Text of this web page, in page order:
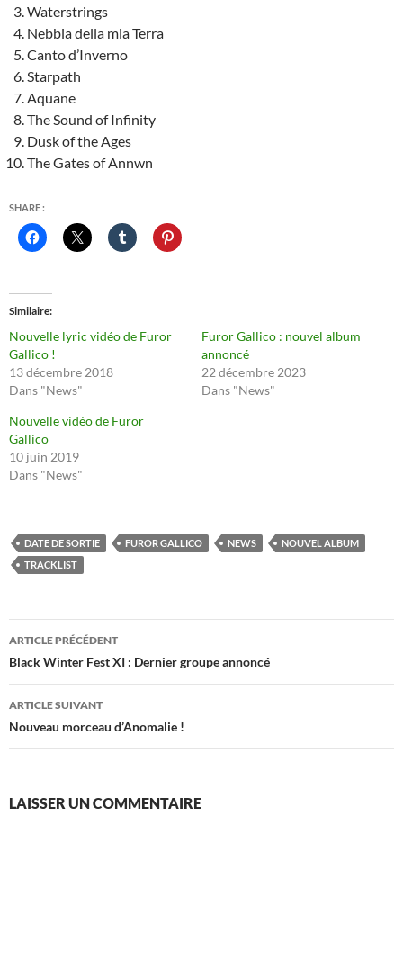
Waterstrings
Nebbia della mia Terra
Canto d’Inverno
Starpath
Aquane
The Sound of Infinity
Dusk of the Ages
The Gates of Annwn
SHARE :
Similaire
Nouvelle lyric vidéo de Furor
Gallico !
13 décembre 2018
Dans "News"
Furor Gallico : nouvel album
annoncé
22 décembre 2023
Dans "News"
Nouvelle vidéo de Furor
Gallico
10 juin 2019
Dans "News"
DATE DE SORTIE FUROR GALLICO NEWS
NOUVEL ALBUM
TRACKLIST
Navigation
des
articles
ARTICLE PRÉCÉDENT
Black Winter Fest XI : Dernier groupe annoncé
ARTICLE SUIVANT
Nouveau morceau d’Anomalie !
LAISSER UN COMMENTAIRE